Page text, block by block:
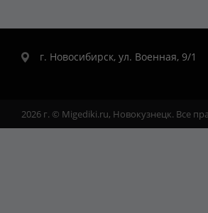
г. Новосибирск, ул. Военная, 9/1
2026 г. © Migediki.ru, Новокузнецк. Все